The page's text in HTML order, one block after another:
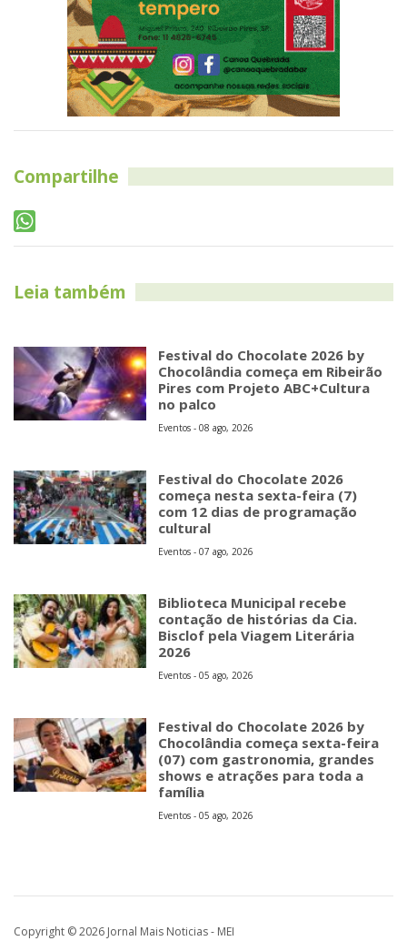
Compartilhe
Leia também
Festival do Chocolate 2026 by
Chocolândia começa em Ribeirão
Pires com Projeto ABC+Cultura
no palco
Eventos - 08 ago, 2026
Festival do Chocolate 2026
começa nesta sexta-feira (7)
com 12 dias de programação
cultural
Eventos - 07 ago, 2026
Biblioteca Municipal recebe
contação de histórias da Cia.
Bisclof pela Viagem Literária
2026
Eventos - 05 ago, 2026
Festival do Chocolate 2026 by
Chocolândia começa sexta-feira
(07) com gastronomia, grandes
shows e atrações para toda a
família
Eventos - 05 ago, 2026
Copyright © 2026 Jornal Mais Noticias - MEI